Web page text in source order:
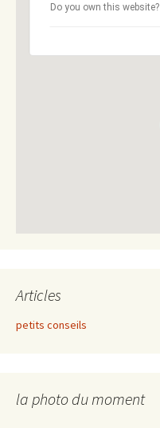
Do you own this website?
Articles
petits conseils
la photo du moment